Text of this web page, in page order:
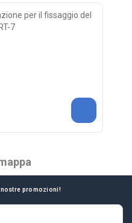
per il fissaggio del
7
promozioni!